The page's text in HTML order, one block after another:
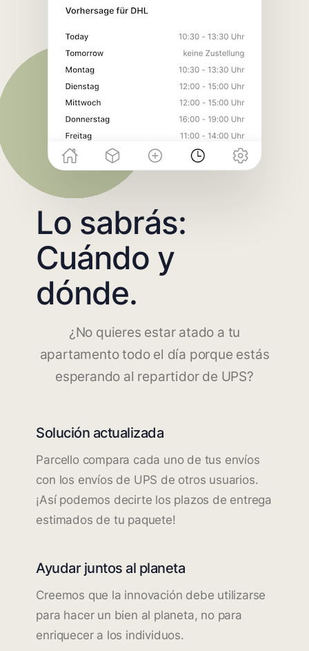
Lo sabrás:
Cuándo y
dónde.
¿No quieres estar atado a tu
apartamento todo el día porque estás
esperando al repartidor de UPS?
Solución actualizada
Parcello compara cada uno de tus envíos
con los envíos de UPS de otros usuarios.
¡Así podemos decirte los plazos de entrega
estimados de tu paquete!
Ayudar juntos al planeta
Creemos que la innovación debe utilizarse
para hacer un bien al planeta, no para
enriquecer a los individuos.